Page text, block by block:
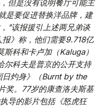
但是没有说明餐厅可能主
是要促进替换洋品牌，建
"该报援引上述两兄弟谈
》称，他们需要9.718亿
科和卡卢加（Kaluga）
尔科夫是普京的公开支持
日灼身》（Burnt by the
奖。77岁的康查洛夫斯基
导的影片包括《怒虎狂